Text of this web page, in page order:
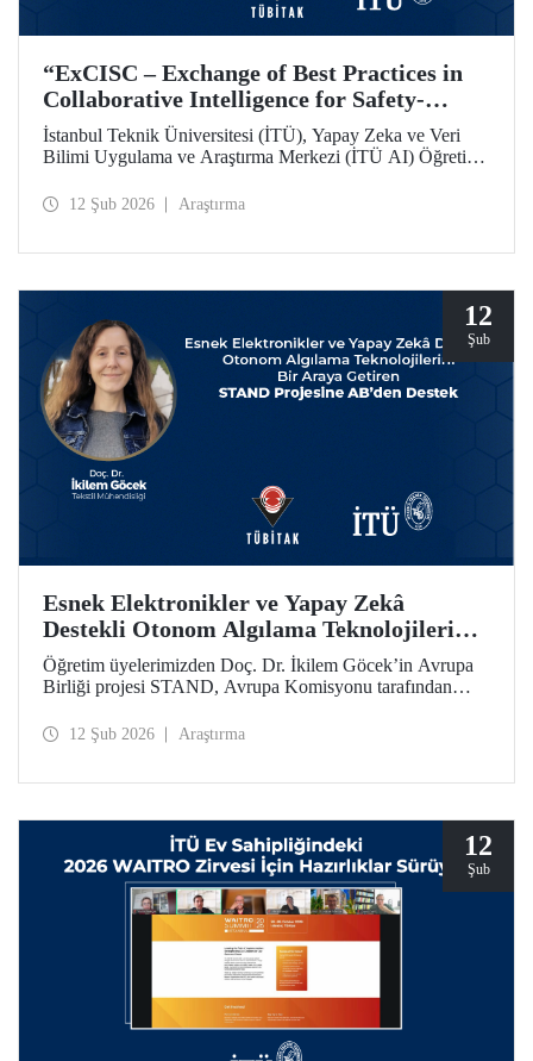
“ExCISC – Exchange of Best Practices in
Collaborative Intelligence for Safety-
Critical Applications” Projesine, Ufuk
Avrupa MSCA-SE Fon Desteği
İstanbul Teknik Üniversitesi (İTÜ), Yapay Zeka ve Veri
Bilimi Uygulama ve Araştırma Merkezi (İTÜ AI) Öğretim
aldığı “ExCISC – Exchange of Best Practices in
(MSCA-SE) programı kapsamında desteklenmeye hak
12 Şub 2026 Araştırma
12
Şub
Esnek Elektronikler ve Yapay Zekâ
Destekli Otonom Algılama Teknolojilerini
Bir Araya Getiren STAND Projesine
AB’den Destek
Öğretim üyelerimizden Doç. Dr. İkilem Göcek’in Avrupa
Birliği projesi STAND, Avrupa Komisyonu tarafından
kazandı.
12 Şub 2026 Araştırma
12
Şub